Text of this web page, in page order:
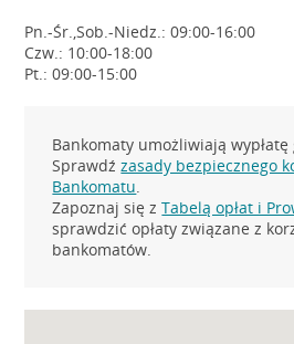
Pn.-Śr.,Sob.-Niedz.: 09:00-16:00
Czw.: 10:00-18:00
Pt.: 09:00-15:00
Bankomaty umożliwiają
Sprawdźzasady bezpiecznego
Bankomatu.
Zapoznaj się zTabelą opłat i
sprawdzić opłaty związane z
bankomatów.